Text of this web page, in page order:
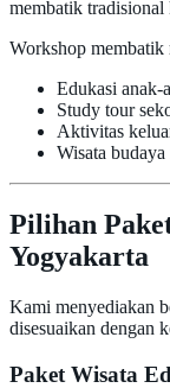
membatik tradisional
Workshop
Edukasi anak-
Study tour
Aktivitas
Wisata
Pilihan
Yogyakarta
Kami menyediakan
disesuaikan dengan
Paket Wisata